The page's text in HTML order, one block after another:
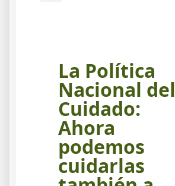
La Política
Nacional del
Cuidado:
Ahora
podemos
cuidarlas